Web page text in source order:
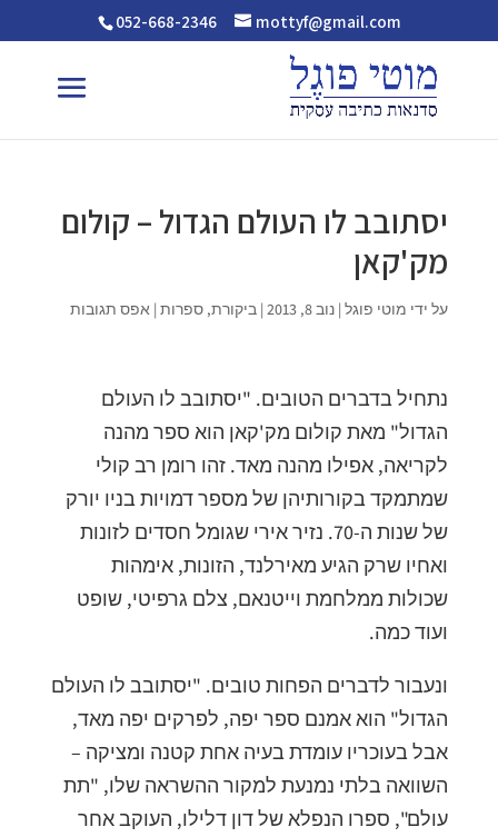
052-668-2346 mottyf@gmail.com
יסתובב לו העולם הגדול – קולום
מק'קאן
על ידי מוטי פוגל| נוב 8, 2013 | ביקורת, ספרות| אפס תגובות
נתחיל בדברים הטובים. "יסתובב לו העולם
הגדול" מאת קולום מק'קאן הוא ספר מהנה
לקריאה, אפילו מהנה מאד. זהו רומן רב קולי
שמתמקד בקורותיהן של מספר דמויות בניו יורק
של שנות ה-70. נזיר אירי שגומל חסדים לזונות
ואחיו שרק הגיע מאירלנד, הזונות, אימהות
שכולות ממלחמת וייטנאם, צלם גרפיטי, שופט
ועוד כמה.
ונעבור לדברים הפחות טובים. "יסתובב לו העולם
הגדול" הוא אמנם ספר יפה, לפרקים יפה מאד,
אבל בעוכריו עומדת בעיה אחת קטנה ומציקה –
השוואה בלתי נמנעת למקור ההשראה שלו, "תת
עולם", ספרו הנפלא של דון דלילו, העוקב אחר